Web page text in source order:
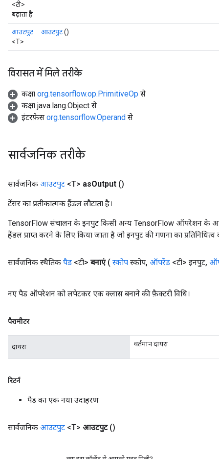
<टी>
बढ़ाता है
आउटपुट
<T>
आउटपुट()
विरासत में मिले तरीके
कक्षा org.tensorflow.op.PrimitiveOp से
कक्षा java.lang.Object से
इंटरफ़ेस org.tensorflow.Operand से
सार्वजनिक तरीके
सार्वजनिक आउटपुट <T> asOutput ()
टेंसर का प्रतीकात्मक हैंडल लौटाता है।
TensorFlow संचालन के इनपुट किसी अन्य TensorFlow ऑपरेशन के
हैंडल प्राप्त करने के लिए किया जाता है जो इनपुट की गणना का प्रतिनिधित्व
सार्वजनिक स्थैतिक पैड <टी> बनाएं ( स्कोप स्कोप, ऑपरेंड <टी> इनपुट,
नए पैड ऑपरेशन को लपेटकर एक क्लास बनाने की फ़ैक्टरी विधि।
पैरामीटर
दायरा वर्तमान दायरा
रिटर्न
पैड का एक नया उदाहरण
सार्वजनिक आउटपुट <T> आउटपुट ()